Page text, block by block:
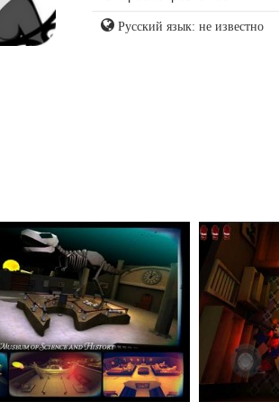
Русский язык: не известно